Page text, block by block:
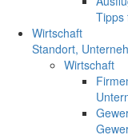
Tipps
Wirtschaft
Standort,
Wirtschaft